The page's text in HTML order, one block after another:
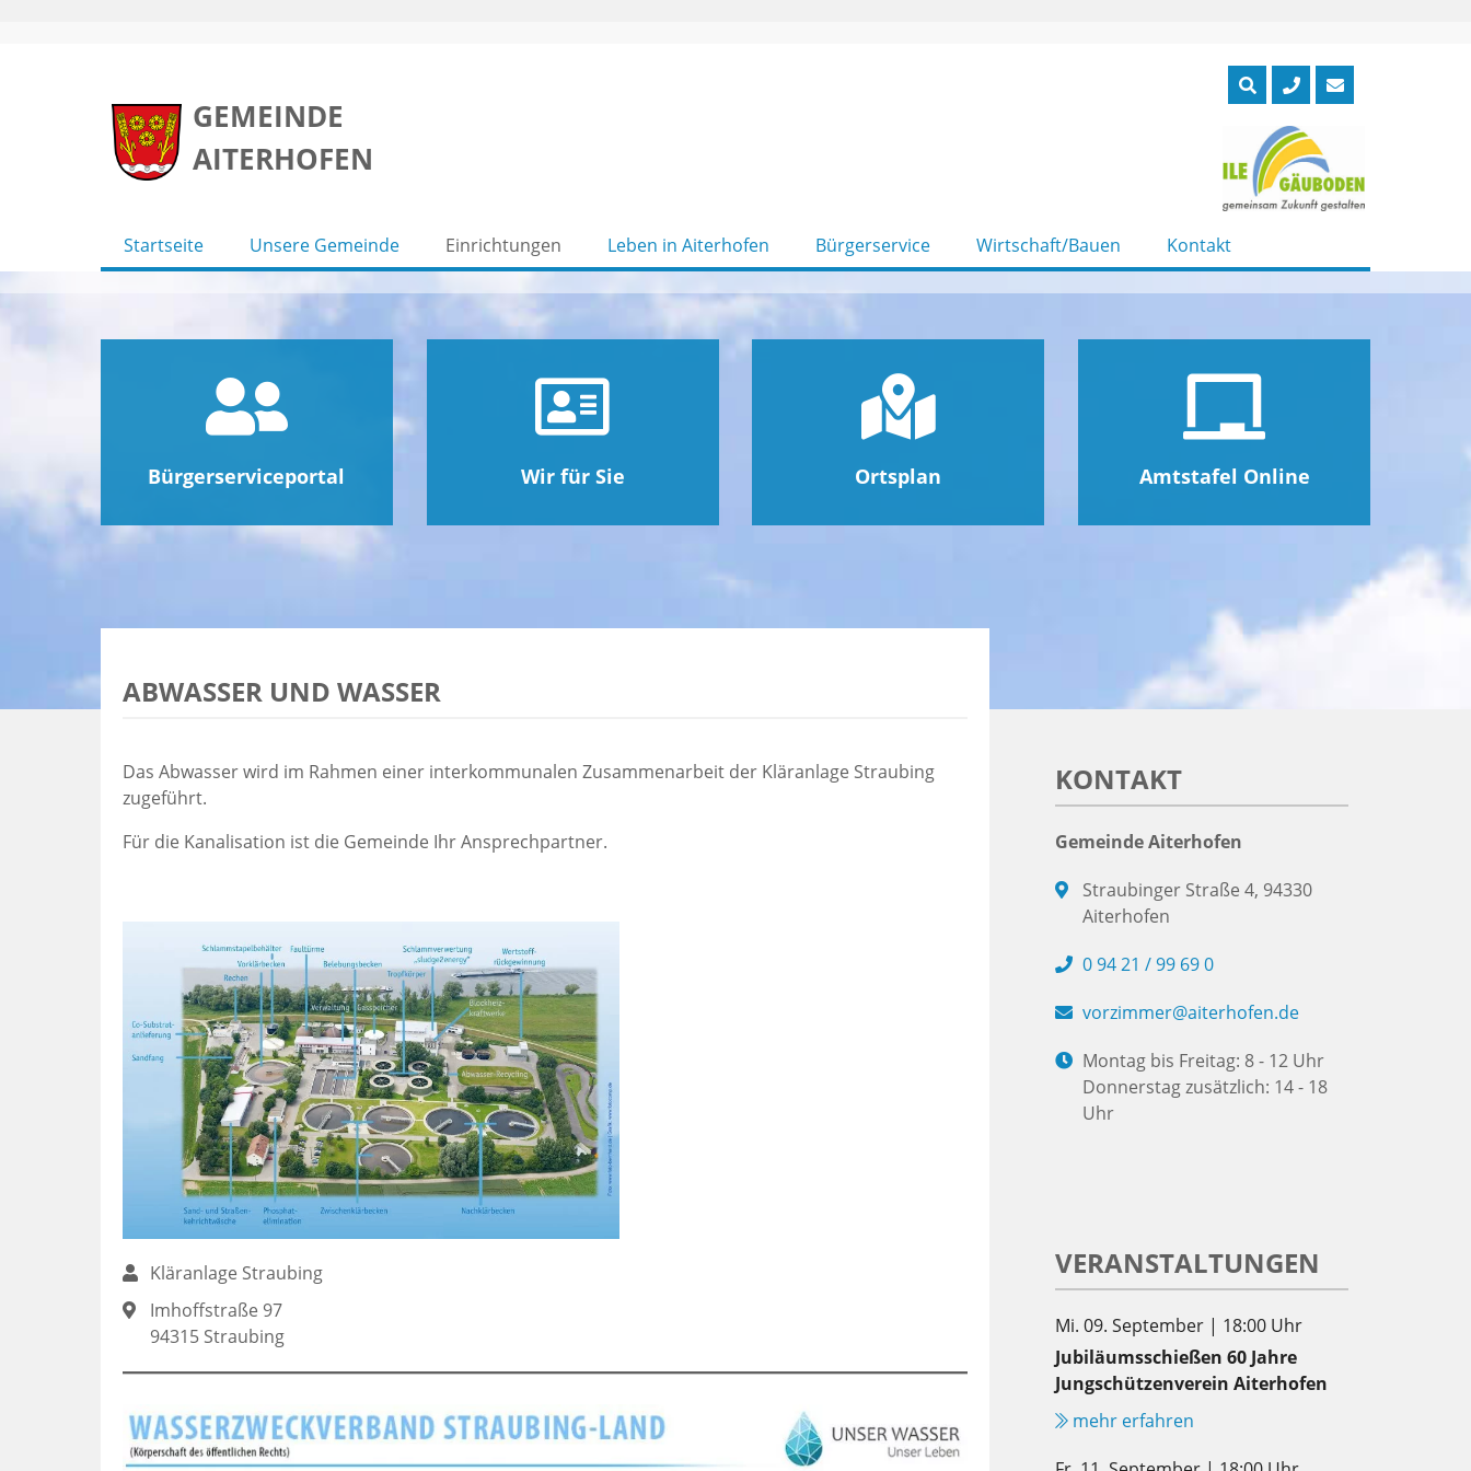
GEMEINDE
AITERHOFEN
Startseite Unsere Gemeinde Einrichtungen Leben in Aiterhofen Bürgerservice Wirtschaft/Bauen Kontakt
Bürgerserviceportal Wir für Sie Ortsplan Amtstafel Online
ABWASSER UND WASSER
Das Abwasser wird im Rahmen einer interkommunalen Zusammenarbeit der Kläranlage Straubing
zugeführt.
Für die Kanalisation ist die Gemeinde Ihr Ansprechpartner.
Kläranlage Straubing
Imhoffstraße 97
94315 Straubing
KONTAKT
Gemeinde Aiterhofen
Straubinger Straße 4, 94330
Aiterhofen
0 94 21 / 99 69 0
vorzimmer@aiterhofen.de
Montag bis Freitag: 8 - 12 Uhr
Donnerstag zusätzlich: 14 - 18
Uhr
VERANSTALTUNGEN
Mi. 09. September | 18:00 Uhr
Jubiläumsschießen 60 Jahre
Jungschützenverein Aiterhofen
mehr erfahren